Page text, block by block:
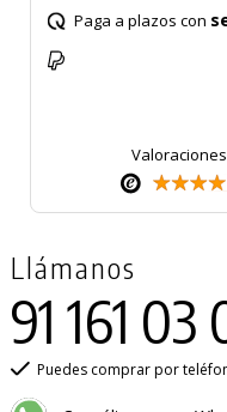
Paga a plazos con
Llámanos
91 161 03
Puedes comprar por